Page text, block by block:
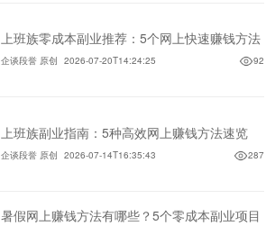
上班族零成本副业推荐：5个网上快速赚钱方法
企谈段誉 原创 2026-07-20T14:24:25 92
上班族副业指南：5种高效网上赚钱方法速览
企谈段誉 原创 2026-07-14T16:35:43 287
暑假网上赚钱方法有哪些？5个零成本副业项目